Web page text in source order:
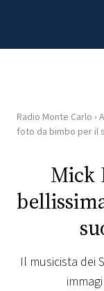
HOME
RADIO
WEB
PLAYLIST
Radio Monte Carlo ›
foto da bimbo per il
Mick
Il musicista dei